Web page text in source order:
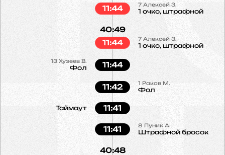
7 Алексей З.
1 очко, штрафной
11:44
7 Алексей З.
1 очко, штрафной
40:49
11:44
13 Хузеев В.
Фол 11:44
1 Раков М.
Фол
11:42
Таймаут 11:41
8 Пуник А.
Штрафной бросок
11:41
40:48